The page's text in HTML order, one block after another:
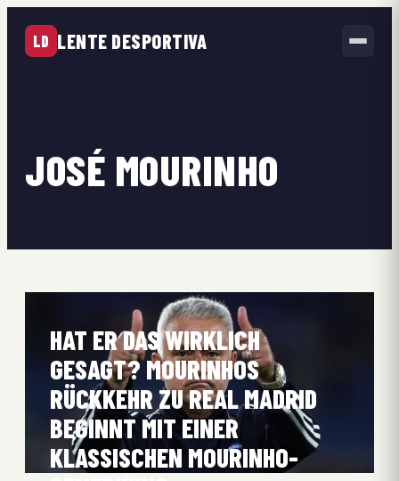
LD LENTE DESPORTIVA
JOSÉ MOURINHO
HAT ER DAS WIRKLICH
GESAGT? MOURINHOS
RÜCKKEHR ZU REAL MADRID
BEGINNT MIT EINER
KLASSISCHEN MOURINHO-